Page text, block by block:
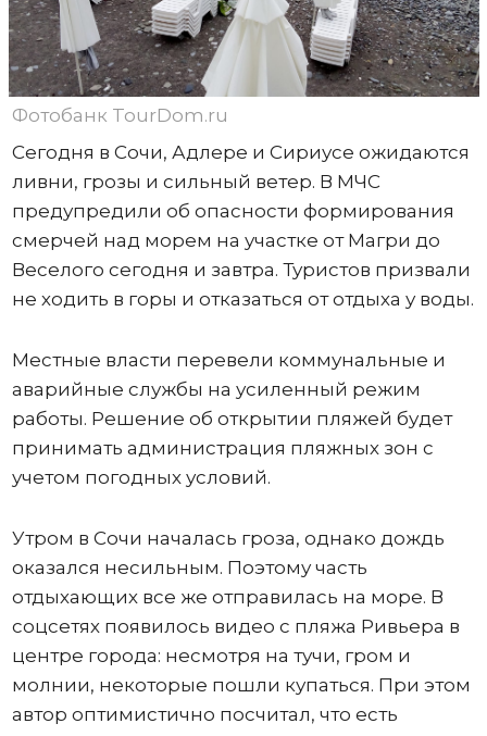
Фотобанк TourDom.ru
Сегодня в Сочи, Адлере и Сириусе ожидаются
ливни, грозы и сильный ветер. В МЧС
предупредили об опасности формирования
смерчей над морем на участке от Магри до
Веселого сегодня и завтра. Туристов призвали
не ходить в горы и отказаться от отдыха у воды.
Местные власти перевели коммунальные и
аварийные службы на усиленный режим
работы. Решение об открытии пляжей будет
принимать администрация пляжных зон с
учетом погодных условий.
Утром в Сочи началась гроза, однако дождь
оказался несильным. Поэтому часть
отдыхающих все же отправилась на море. В
соцсетях появилось видео с пляжа Ривьера в
центре города: несмотря на тучи, гром и
молнии, некоторые пошли купаться. При этом
автор оптимистично посчитал, что есть